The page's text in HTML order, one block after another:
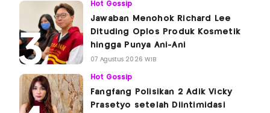
Hot Gossip
Jawaban Menohok Richard Lee
Dituding Oplos Produk Kosmetik
hingga Punya Ani-Ani
07 Agustus 2026 WIB
Hot Gossip
Fangfang Polisikan 2 Adik Vicky
Prasetyo setelah Diintimidasi